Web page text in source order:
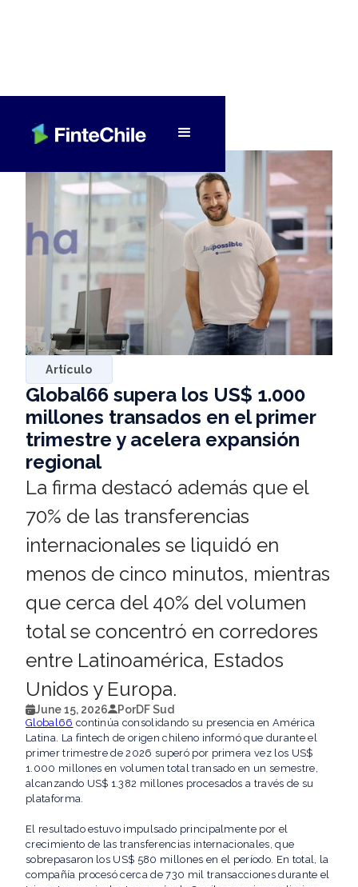
Artículo
Global66 supera los US$ 1.000
millones transados en el primer
trimestre y acelera expansión
regional
La firma destacó además que el
70% de las transferencias
internacionales se liquidó en
menos de cinco minutos, mientras
que cerca del 40% del volumen
total se concentró en corredores
entre Latinoamérica, Estados
Unidos y Europa.
June 15, 2026 PorDF Sud
Global66 continúa consolidando su presencia en América
Latina. La fintech de origen chileno informó que durante el
primer trimestre de 2026 superó por primera vez los US$
1.000 millones en volumen total transado en un semestre,
alcanzando US$ 1.382 millones procesados a través de su
plataforma.
El resultado estuvo impulsado principalmente por el
crecimiento de las transferencias internacionales, que
sobrepasaron los US$ 580 millones en el período. En total, la
compañía procesó cerca de 730 mil transacciones durante el